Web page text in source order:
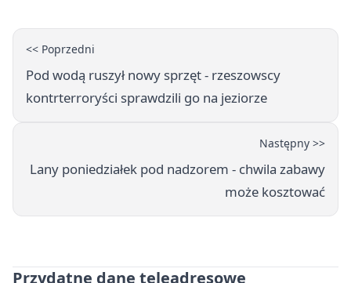
<< Poprzedni
Pod wodą ruszył nowy sprzęt - rzeszowscy
kontrterroryści sprawdzili go na jeziorze
Następny >>
Lany poniedziałek pod nadzorem - chwila zabawy
może kosztować
Przydatne dane teleadresowe